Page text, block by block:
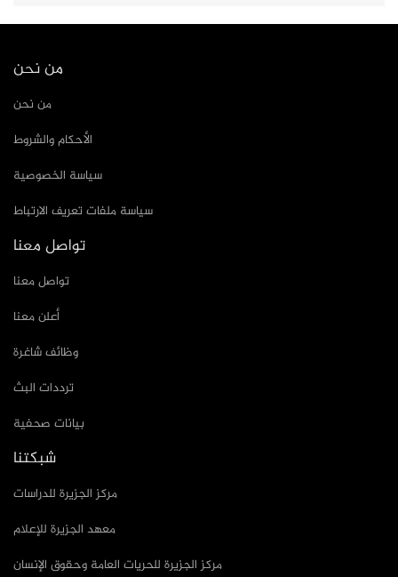
من نحن
من نحن
الأحكام والشروط
سياسة الخصوصية
سياسة ملفات تعريف الارتباط
تواصل معنا
تواصل معنا
أعلن معنا
وظائف شاغرة
ترددات البث
بيانات صحفية
شبكتنا
مركز الجزيرة للدراسات
معهد الجزيرة للإعلام
مركز الجزيرة للحريات العامة وحقوق الإنسان